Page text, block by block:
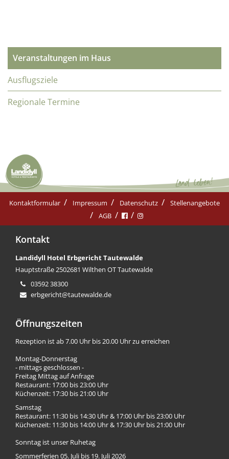
Veranstaltungen im Haus
Ausflugsziele
Regionale Termine
Kontaktformular Impressum Datenschutz
Stellenangebote
AGB
Kontakt
Landidyll Hotel Erbgericht Tautewalde
Hauptstraße 2502681 Wilthen OT Tautewalde
03592 38300
erbgericht@tautewalde.de
Öffnungszeiten
Rezeption ist ab 7.00 Uhr bis 20.00 Uhr zu erreichen
Montag-Donnerstag
- mittags geschlossen -
Freitag Mittag auf Anfrage
Restaurant: 17:00 bis 23:00 Uhr
Küchenzeit: 17:30 bis 21:00 Uhr
Samstag
Restaurant: 11:30 bis 14:30 Uhr & 17:00 Uhr bis 23:00 Uhr
Küchenzeit: 11:30 bis 14:00 Uhr & 17:30 Uhr bis 21:00 Uhr
Sonntag ist unser Ruhetag
Sommerferien 05. Juli bis 19. Juli 2026